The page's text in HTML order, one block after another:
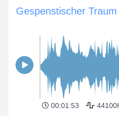
Gespenstischer Traum
00:01:53